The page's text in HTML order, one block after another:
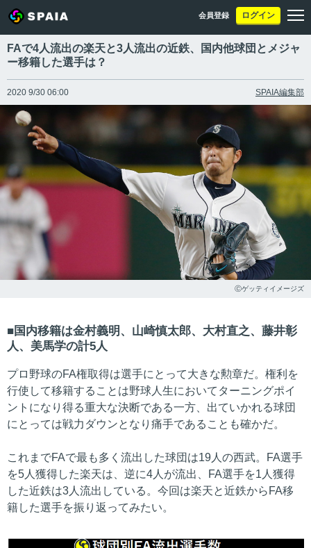
会員登録 ログイン
FAで4人流出の楽天と3人流出の近鉄、国内他球団とメジャ
ー移籍した選手は？
2020 9/30 06:00 SPAIA編集部
Ⓒゲッティイメージズ
国内移籍は金村義明、山崎慎太郎、大村直之、藤井彰
人、美馬学の計5人
プロ野球のFA権取得は選手にとって大きな勲章だ。権利を
行使して移籍することは野球人生においてターニングポイ
ントになり得る重大な決断である一方、出ていかれる球団
にとっては戦力ダウンとなり痛手であることも確かだ。
これまでFAで最も多く流出した球団は19人の西武。FA選手
を5人獲得した楽天は、逆に4人が流出、FA選手を1人獲得
した近鉄は3人流出している。今回は楽天と近鉄からFA移
籍した選手を振り返ってみたい。